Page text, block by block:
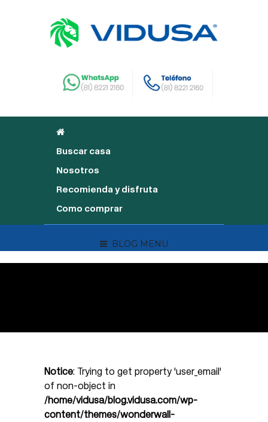
Buscar casa
Nosotros
Recomienda y disfruta
Como comprar
BLOG MENU
Notice: Trying to get property 'user_email'
of non-object in
/home/vidusa/blog.vidusa.com/wp-
content/themes/wonderwall-